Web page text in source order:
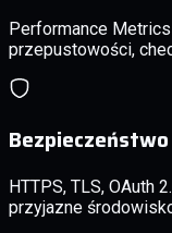
Performance
przepustowości,
HTTPS, TLS, OAuth
przyjazne